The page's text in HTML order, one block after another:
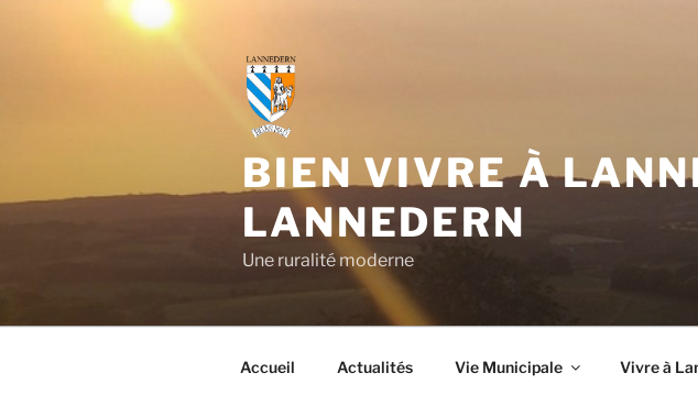
BIEN VIVRE À
LANNEDERN
Une ruralité moderne
Accueil Actualités Vie Municipale Vivre à